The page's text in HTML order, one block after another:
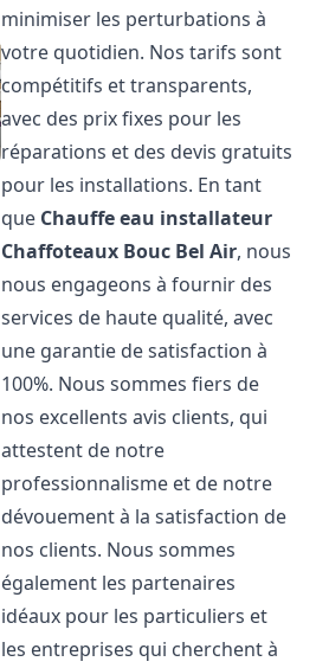
minimiser les perturbations à
votre quotidien. Nos tarifs sont
compétitifs et transparents,
avec des prix fixes pour les
réparations et des devis gratuits
pour les installations. En tant
que Chauffe eau installateur
Chaffoteaux Bouc Bel Air, nous
nous engageons à fournir des
services de haute qualité, avec
une garantie de satisfaction à
100%. Nous sommes fiers de
nos excellents avis clients, qui
attestent de notre
professionnalisme et de notre
dévouement à la satisfaction de
nos clients. Nous sommes
également les partenaires
idéaux pour les particuliers et
les entreprises qui cherchent à